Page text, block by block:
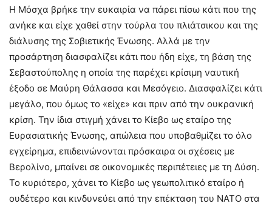
Η Μόσχα βρήκε την ευκαιρία να πάρει πίσω κάτι που της
ανήκε και είχε χαθεί στην τούρλα του πλιάτσικου και της
διάλυσης της Σοβιετικής Ένωσης. Αλλά με την
προσάρτηση διασφαλίζει κάτι που ήδη είχε, τη βάση της
Σεβαστούπολης η οποία της παρέχει κρίσιμη ναυτική
έξοδο σε Μαύρη Θάλασσα και Μεσόγειο. Διασφαλίζει κάτι
μεγάλο, που όμως το «είχε» και πριν από την ουκρανική
κρίση. Την ίδια στιγμή χάνει το Κίεβο ως εταίρο της
Ευρασιατικής Ένωσης, απώλεια που υποβαθμίζει το όλο
εγχείρημα, επιδεινώνονται πρόσκαιρα οι σχέσεις με
Βερολίνο, μπαίνει σε οικονομικές περιπέτειες με τη Δύση.
Το κυριότερο, χάνει το Κίεβο ως γεωπολιτικό εταίρο ή
ουδέτερο και κινδυνεύει από την επέκταση του ΝΑΤΟ στα